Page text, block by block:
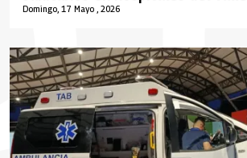
Domingo, 17 Mayo , 2026